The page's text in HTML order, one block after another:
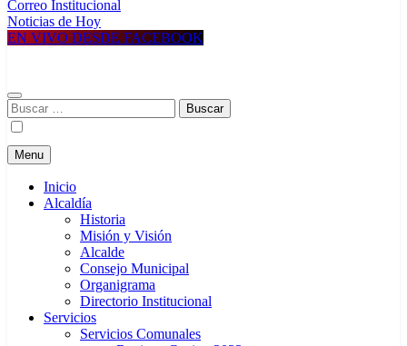
MUNICIPALIDAD DISTRITAL DE UCHUMAYO
Construyendo una nueva Historia
Correo Institucional
Noticias de Hoy
EN VIVO DESDE FACEBOOK
Buscar:
Menu
Inicio
Alcaldía
Historia
Misión y Visión
Alcalde
Consejo Municipal
Organigrama
Directorio Institucional
Servicios
Servicios Comunales